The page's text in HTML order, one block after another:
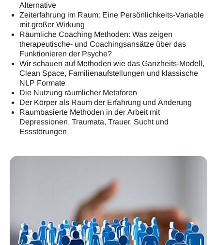
Alternative
Zeiterfahrung im Raum: Eine Persönlichkeits-Variable
mit großer Wirkung
Räumliche Coaching Methoden: Was zeigen
therapeutische- und Coachingsansätze über das
Funktionieren der Psyche?
Wir schauen auf Methoden wie das Ganzheits-Modell,
Clean Space, Familienaufstellungen und klassische
NLP Formate
Die Nutzung räumlicher Metaforen
Der Körper als Raum der Erfahrung und Änderung
Raumbasierte Methoden in der Arbeit mit
Depressionen, Traumata, Trauer, Sucht und
Essstörungen